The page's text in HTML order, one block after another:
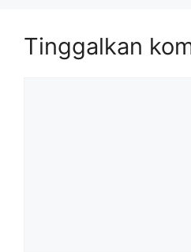
Tinggalkan